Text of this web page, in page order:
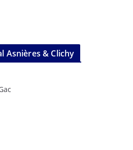
Asnières & Clichy